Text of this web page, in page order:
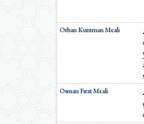
Orhan Kuntman Meali
Osman Fırat Meali